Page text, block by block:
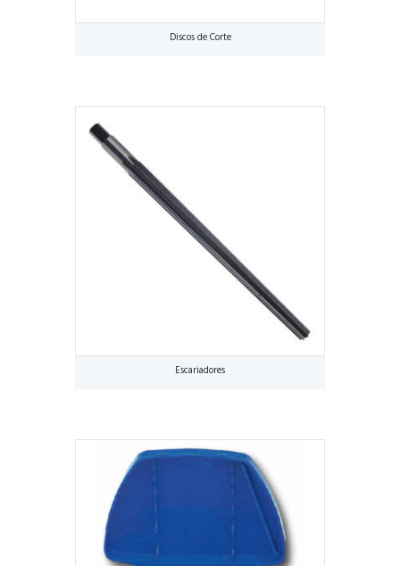
Discos de Corte
Escariadores